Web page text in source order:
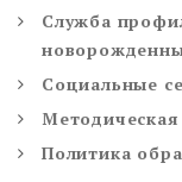
Служба
Социальные
Политика